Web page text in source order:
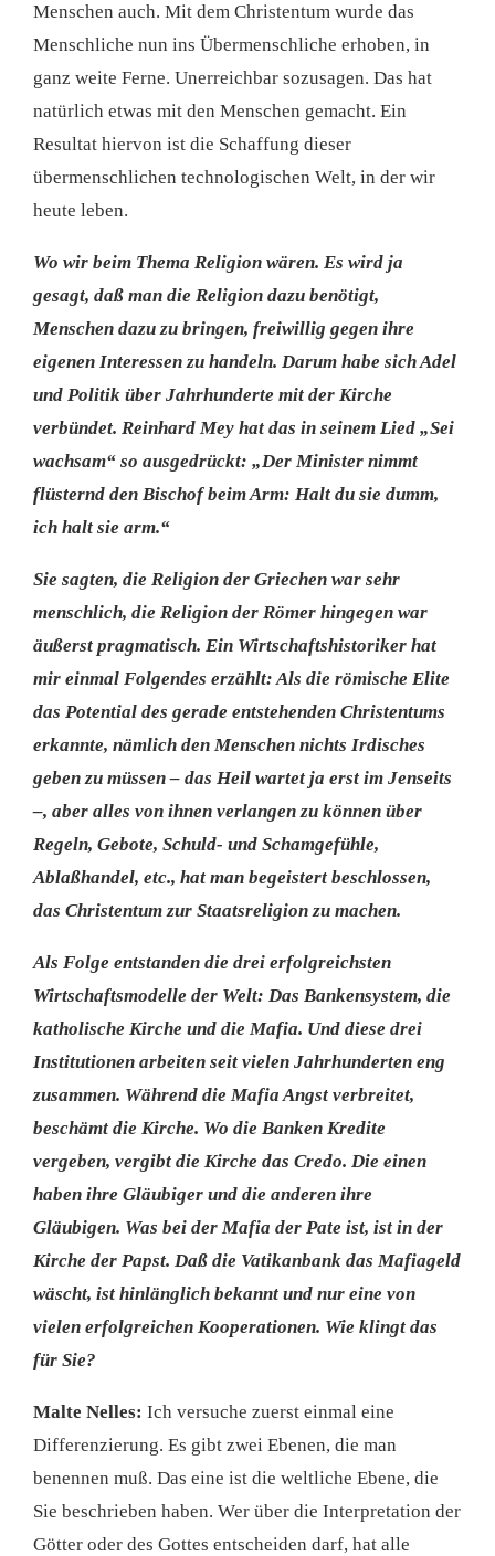
Menschen auch. Mit dem Christentum wurde das
Menschliche nun ins Übermenschliche erhoben, in
ganz weite Ferne. Unerreichbar sozusagen. Das hat
natürlich etwas mit den Menschen gemacht. Ein
Resultat hiervon ist die Schaffung dieser
übermenschlichen technologischen Welt, in der wir
heute leben.
Wo wir beim Thema Religion wären. Es wird ja
gesagt, daß man die Religion dazu benötigt,
Menschen dazu zu bringen, freiwillig gegen ihre
eigenen Interessen zu handeln. Darum habe sich Adel
und Politik über Jahrhunderte mit der Kirche
verbündet. Reinhard Mey hat das in seinem Lied „Sei
wachsam“ so ausgedrückt: „Der Minister nimmt
flüsternd den Bischof beim Arm: Halt du sie dumm,
ich halt sie arm.“
Sie sagten, die Religion der Griechen war sehr
menschlich, die Religion der Römer hingegen war
äußerst pragmatisch. Ein Wirtschaftshistoriker hat
mir einmal Folgendes erzählt: Als die römische Elite
das Potential des gerade entstehenden Christentums
erkannte, nämlich den Menschen nichts Irdisches
geben zu müssen – das Heil wartet ja erst im Jenseits
–, aber alles von ihnen verlangen zu können über
Regeln, Gebote, Schuld- und Schamgefühle,
Ablaßhandel, etc., hat man begeistert beschlossen,
das Christentum zur Staatsreligion zu machen.
Als Folge entstanden die drei erfolgreichsten
Wirtschaftsmodelle der Welt: Das Bankensystem, die
katholische Kirche und die Mafia. Und diese drei
Institutionen arbeiten seit vielen Jahrhunderten eng
zusammen. Während die Mafia Angst verbreitet,
beschämt die Kirche. Wo die Banken Kredite
vergeben, vergibt die Kirche das Credo. Die einen
haben ihre Gläubiger und die anderen ihre
Gläubigen. Was bei der Mafia der Pate ist, ist in der
Kirche der Papst. Daß die Vatikanbank das Mafiageld
wäscht, ist hinlänglich bekannt und nur eine von
vielen erfolgreichen Kooperationen. Wie klingt das
für Sie?
Malte Nelles: Ich versuche zuerst einmal eine
Differenzierung. Es gibt zwei Ebenen, die man
benennen muß. Das eine ist die weltliche Ebene, die
Sie beschrieben haben. Wer über die Interpretation der
Götter oder des Gottes entscheiden darf, hat alle